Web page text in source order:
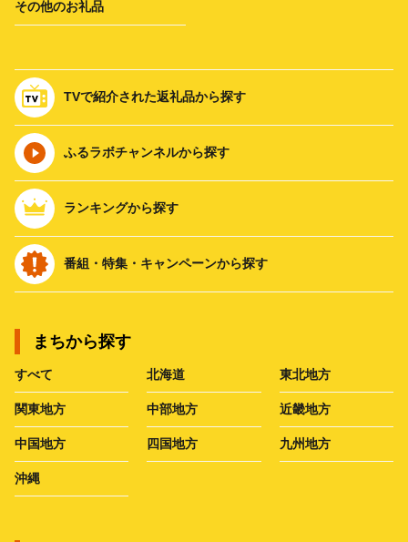
その他のお礼品
TVで紹介された返礼品から探す
ふるラボチャンネルから探す
ランキングから探す
番組・特集・キャンペーンから探す
まちから探す
すべて 北海道 東北地方
関東地方 中部地方 近畿地方
中国地方 四国地方 九州地方
沖縄